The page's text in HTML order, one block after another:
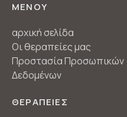
ΜΕΝΟΥ
αρχική σελίδα
Οι θεραπείες μας
Προστασία Προσωπικών
Δεδομένων
ΘΕΡΑΠΕΙΕΣ